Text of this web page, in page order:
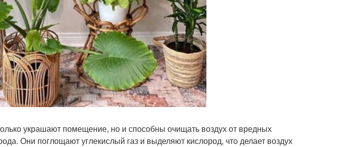
украшают помещение, но и способны очищать воздух от вредных
Они поглощают углекислый газ и выделяют кислород, что делает воздух